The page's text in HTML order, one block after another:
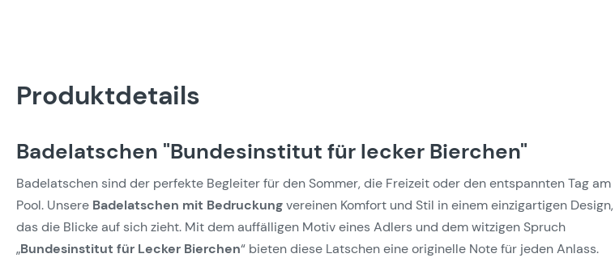
Produktdetails
Badelatschen "Bundesinstitut für lecker Bierchen"
Badelatschen sind der perfekte Begleiter für den Sommer, die Freizeit oder den entspannten Tag am
Pool. Unsere Badelatschen mit Bedruckungvereinen Komfort und Stil in einem einzigartigen Design,
das die Blicke auf sich zieht. Mit dem auffälligen Motiv eines Adlers und dem witzigen Spruch
„Bundesinstitut für Lecker Bierchen“ bieten diese Latschen eine originelle Note für jeden Anlass.